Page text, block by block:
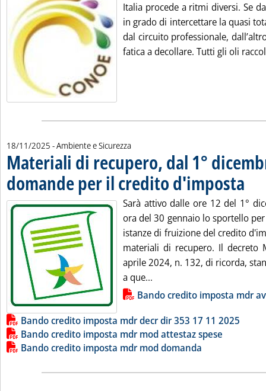
Italia procede a ritmi diversi. Se
in grado di intercettare la quasi
dal circuito professionale,
fatica a decollare. Tutti gli oli
18/11/2025 - Ambiente e Sicurezza
Materiali di recupero, dal 1°
domande per il credito d'imposta
Sarà attivo dalle ore 12 del 1°
ora del 30 gennaio lo sportello
istanze di fruizione del credito
materiali di recupero. Il decreto
aprile 2024, n. 132, di ricorda,
a que...
Lista allegati PDF alla notiziaBando credito imposta mdr
Bando credito imposta mdr decr dir 353 17 11 2025
Bando credito imposta mdr mod attestaz spese
Bando credito imposta mdr mod domanda